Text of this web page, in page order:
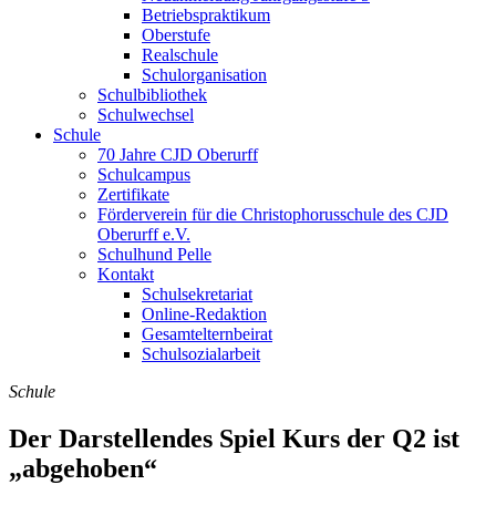
Betriebspraktikum
Oberstufe
Realschule
Schulorganisation
Schulbibliothek
Schulwechsel
Schule
70 Jahre CJD Oberurff
Schulcampus
Zertifikate
Förderverein für die Christophorusschule des CJD
Oberurff e.V.
Schulhund Pelle
Kontakt
Schulsekretariat
Online-Redaktion
Gesamtelternbeirat
Schulsozialarbeit
Schule
Der Darstellendes Spiel Kurs der Q2 ist
„abgehoben“